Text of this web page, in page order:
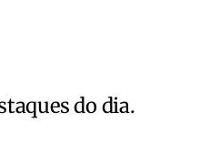
do dia.